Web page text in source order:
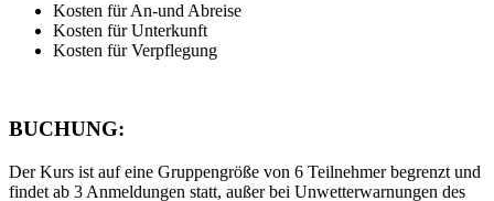
Kosten für An-und Abreise
Kosten für Unterkunft
Kosten für Verpflegung
BUCHUNG:
Der Kurs ist auf eine Gruppengröße von 6 Teilnehmer begrenzt und
findet ab 3 Anmeldungen statt, außer bei Unwetterwarnungen des